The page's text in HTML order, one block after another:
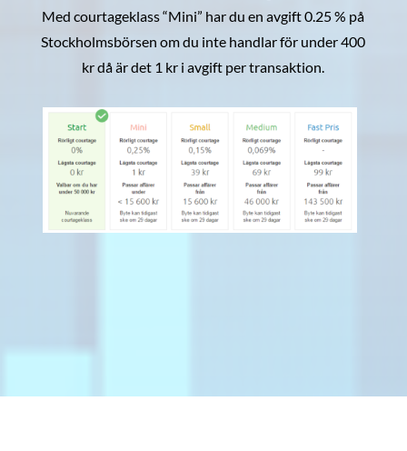
Med courtageklass “Mini” har du en avgift 0.25 % på
Stockholmsbörsen om du inte handlar för under 400
kr då är det 1 kr i avgift per transaktion.